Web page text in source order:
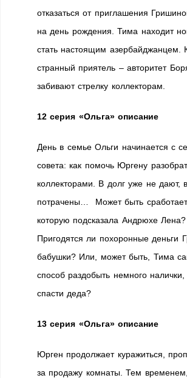
отказаться от приглашения
на день рождения. Тима находит
стать настоящим азербайджанцем.
странный приятель – авторитет
забивают стрелку коллекторам.
12 серия «Ольга» описание
День в семье Ольги начинается с
совета: как помочь Юргену
коллекторами. В долг уже не дают,
потрачены… Может быть сработает
которую подсказала Андрюхе Лена?
Пригодятся ли похоронные деньги
бабушки? Или, может быть, Тима
способ раздобыть немного
спасти деда?
13 серия «Ольга» описание
Юрген продолжает куражиться,
за продажу комнаты. Тем